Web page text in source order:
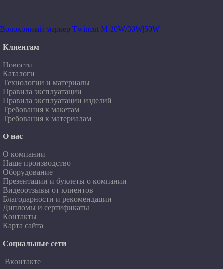
Волоконный маркер Twincut M-20W/30W|50W
Клиентам
Новости
Каталоги
Технологии и материалы
Правила эксплуатации
Правила эксплуатации изделий
Требования к макетам
Требования к материалам
О нас
О компании
Наше производство
Оборудование
Презентации и буклеты о компании
Видеоотзывы от клиентов
Благодарности и рекомендации
Дипломы и сертификаты
Контакты
Карта сайта
Социальные сети
Вконтакте